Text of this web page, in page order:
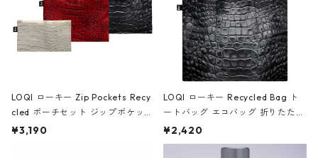
LOQI ローキー Zip Pockets Recy
cled ポーチセット ジップポケット
ファスナーポーチ 撥水加工 トラベ
¥3,190
LOQI ローキー Recycled Bag ト
ートバッグ エコバッグ 折りたたみ
大きめ 撥水加工 収納ポーチ CRO
CODILE/Black クロコダイル/ブラ
¥2,420